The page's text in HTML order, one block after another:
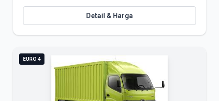
Detail & Harga
EURO 4